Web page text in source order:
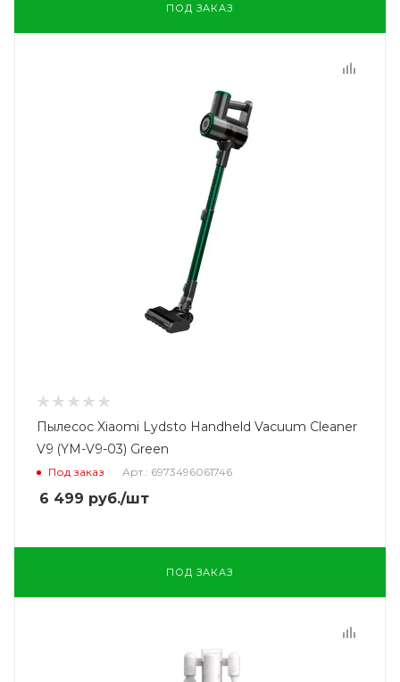
ПОД ЗАКАЗ
Пылесос Xiaomi Lydsto Handheld Vacuum Cleaner
V9 (YM-V9-03) Green
Под заказ Арт.: 6973496061746
6 499 руб./шт
ПОД ЗАКАЗ